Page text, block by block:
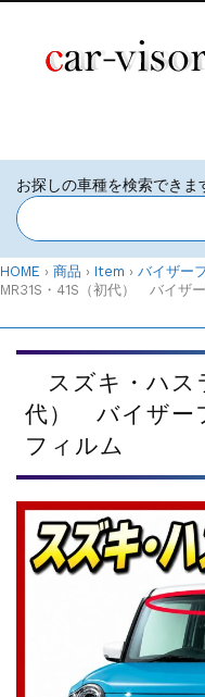
HOME › 商品 › Item › バイザー
MR31S・41S（初代） バイザ
スズキ・ハス
代） バイザ
フィルム